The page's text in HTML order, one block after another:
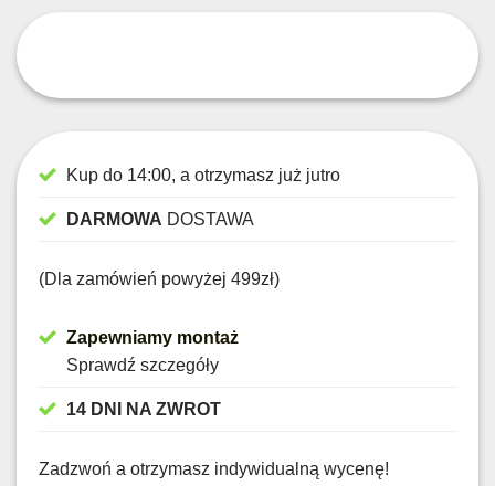
Kup do 14:00, a otrzymasz już jutro
DARMOWA DOSTAWA
(Dla zamówień powyżej 499zł)
Zapewniamy montaż
Sprawdź szczegóły
14 DNI NA ZWROT
Zadzwoń a otrzymasz indywidualną wycenę!